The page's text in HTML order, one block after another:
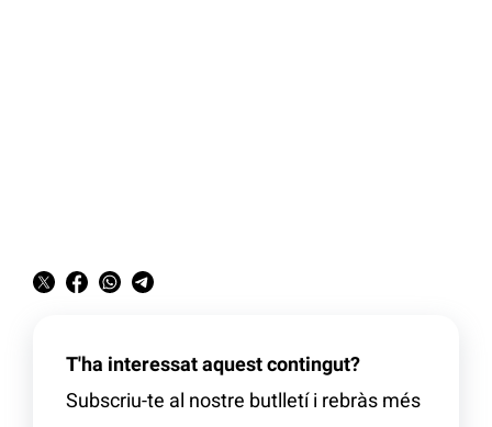
T'ha interessat aquest contingut?
Subscriu-te al nostre butlletí i rebràs més